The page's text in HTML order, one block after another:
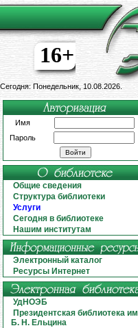
16+
Сегодня: Понедельник, 10.08.2026.
Имя
Пароль
Общие сведения
Структура библиотеки
Услуги
Сегодня в библиотеке
Нашим институтам
Электронный каталог
Ресурсы Интернет
УдНОЭБ
Президентская библиотека им
Б. Н. Ельцина